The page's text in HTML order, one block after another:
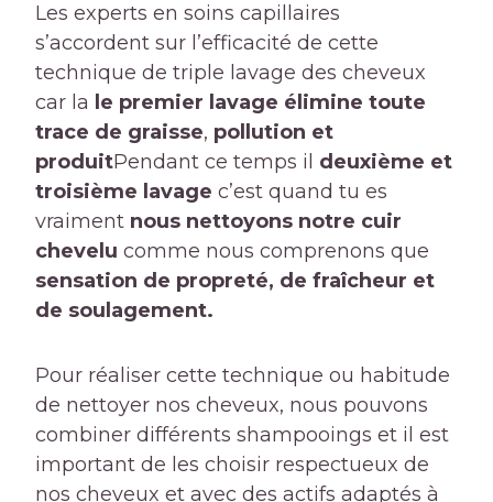
Les experts en soins capillaires
s’accordent sur l’efficacité de cette
technique de triple lavage des cheveux
car la le premier lavage élimine toute
trace de graisse, pollution et
produitPendant ce temps il deuxième et
troisième lavage c’est quand tu es
vraiment nous nettoyons notre cuir
chevelu comme nous comprenons que
sensation de propreté, de fraîcheur et
de soulagement.
Pour réaliser cette technique ou habitude
de nettoyer nos cheveux, nous pouvons
combiner différents shampooings et il est
important de les choisir respectueux de
nos cheveux et avec des actifs adaptés à